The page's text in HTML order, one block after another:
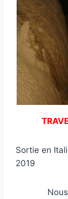
Sortie en
2019
Nous